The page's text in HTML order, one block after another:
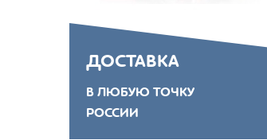
ДОСТАВКА
В ЛЮБУЮ ТОЧКУ
РОССИИ